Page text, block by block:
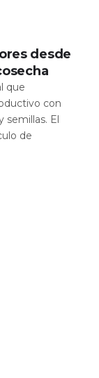
desde
que
con
semillas. El
de